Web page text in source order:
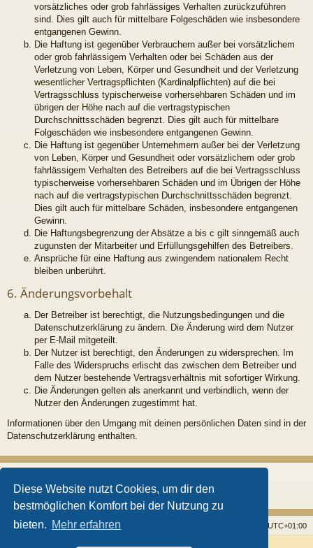
Diese Website nutzt Cookies, um dir den
bestmöglichen Komfort bei der Nutzung zu
bieten. Mehr erfahren
vorsätzliches oder grob fahrlässiges Verhalten zurückzuführen
sind. Dies gilt auch für mittelbare Folgeschäden wie insbesondere
entgangenen Gewinn.
Die Haftung ist gegenüber Verbrauchern außer bei vorsätzlichem
oder grob fahrlässigem Verhalten oder bei Schäden aus der
Verletzung von Leben, Körper und Gesundheit und der Verletzung
wesentlicher Vertragspflichten (Kardinalpflichten) auf die bei
Vertragsschluss typischerweise vorhersehbaren Schäden und im
übrigen der Höhe nach auf die vertragstypischen
Durchschnittsschäden begrenzt. Dies gilt auch für mittelbare
Folgeschäden wie insbesondere entgangenen Gewinn.
Die Haftung ist gegenüber Unternehmern außer bei der Verletzung
von Leben, Körper und Gesundheit oder vorsätzlichem oder grob
fahrlässigem Verhalten des Betreibers auf die bei Vertragsschluss
typischerweise vorhersehbaren Schäden und im Übrigen der Höhe
nach auf die vertragstypischen Durchschnittsschäden begrenzt.
Dies gilt auch für mittelbare Schäden, insbesondere entgangenen
Gewinn.
Die Haftungsbegrenzung der Absätze a bis c gilt sinngemäß auch
zugunsten der Mitarbeiter und Erfüllungsgehilfen des Betreibers.
Ansprüche für eine Haftung aus zwingendem nationalem Recht
bleiben unberührt.
6. Änderungsvorbehalt
Der Betreiber ist berechtigt, die Nutzungsbedingungen und die
Datenschutzerklärung zu ändern. Die Änderung wird dem Nutzer
per E-Mail mitgeteilt.
Der Nutzer ist berechtigt, den Änderungen zu widersprechen. Im
Falle des Widerspruchs erlischt das zwischen dem Betreiber und
dem Nutzer bestehende Vertragsverhältnis mit sofortiger Wirkung.
Die Änderungen gelten als anerkannt und verbindlich, wenn der
Nutzer den Änderungen zugestimmt hat.
Informationen über den Umgang mit deinen persönlichen Daten sind in der
Datenschutzerklärung enthalten.
Startseite Foren UTC+01:00